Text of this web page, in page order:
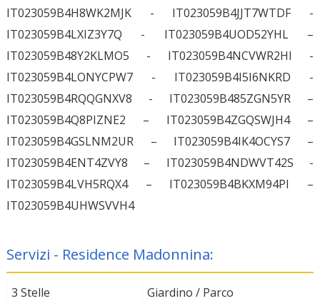
IT023059B4H8WK2MJK - IT023059B4JJT7WTDF -
IT023059B4LXIZ3Y7Q - IT023059B4UOD52YHL –
IT023059B48Y2KLMO5 - IT023059B4NCVWR2HI -
IT023059B4LONYCPW7 - IT023059B4I5I6NKRD -
IT023059B4RQQGNXV8 - IT023059B485ZGN5YR –
IT023059B4Q8PIZNE2 – IT023059B4ZGQSWJH4 –
IT023059B4GSLNM2UR – IT023059B4IK4OCYS7 –
IT023059B4ENT4ZVY8 – IT023059B4NDWVT42S -
IT023059B4LVH5RQX4 – IT023059B4BKXM94PI –
IT023059B4UHWSVVH4
Servizi - Residence Madonnina:
3 Stelle
Giardino / Parco